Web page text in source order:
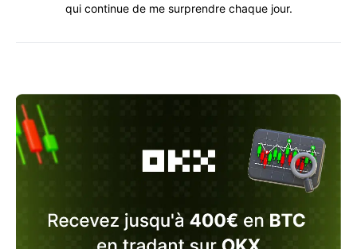
qui continue de me surprendre chaque jour.